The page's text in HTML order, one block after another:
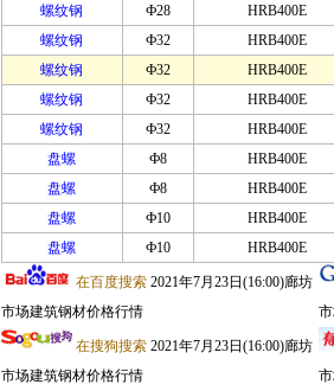
螺纹钢
Ф28
HRB400E
螺纹钢
Ф32
HRB400E
螺纹钢
Ф32
HRB400E
螺纹钢
Ф32
HRB400E
螺纹钢
Ф32
HRB400E
盘螺
Ф8
HRB400E
盘螺
Ф8
HRB400E
盘螺
Ф10
HRB400E
盘螺
Ф10 HRB400E
在百度搜索 2021年7月23日(16:00)廊坊
市场建筑钢材价格行情
在搜狗搜索 2021年7月23日(16:00)廊坊
市场建筑钢材价格行情